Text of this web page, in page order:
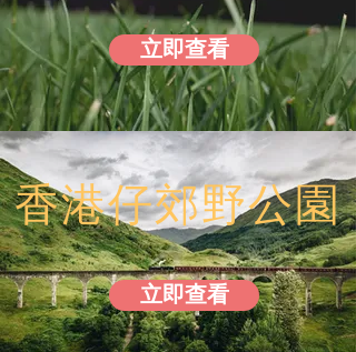
立即查看
香港仔郊野公園
立即查看